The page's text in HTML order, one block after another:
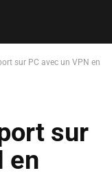
sur PC avec un VPN en
sur
en